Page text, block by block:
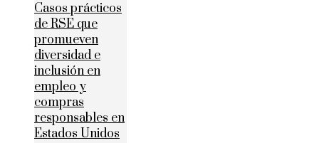
Casos prácticos
de RSE que
promueven
diversidad e
inclusión en
empleo y
compras
responsables en
Estados Unidos